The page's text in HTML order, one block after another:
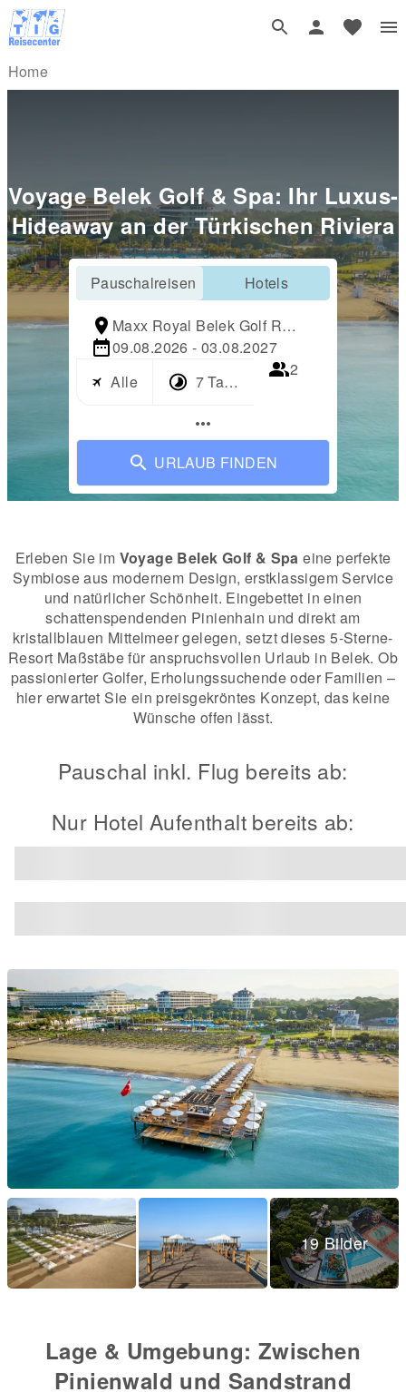
Home
Voyage Belek Golf & Spa: Ihr Luxus-
Hideaway an der Türkischen Riviera
Pauschalreisen Hotels
Maxx Royal Belek Golf Resort
09.08.2026 - 03.08.2027
Alle
7 Tage
2
more_horiz
URLAUB FINDEN
Erleben Sie im Voyage Belek Golf & Spa eine perfekte
Symbiose aus modernem Design, erstklassigem Service
und natürlicher Schönheit. Eingebettet in einen
schattenspendenden Pinienhain und direkt am
kristallblauen Mittelmeer gelegen, setzt dieses 5-Sterne-
Resort Maßstäbe für anspruchsvollen Urlaub in Belek. Ob
passionierter Golfer, Erholungssuchende oder Familien –
hier erwartet Sie ein preisgekröntes Konzept, das keine
Wünsche offen lässt.
Pauschal inkl. Flug bereits ab:
Nur Hotel Aufenthalt bereits ab:
19 Bilder
Lage & Umgebung: Zwischen
Pinienwald und Sandstrand